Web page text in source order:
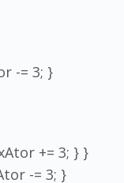
-= 3; }
+= 3; } }
-= 3; }